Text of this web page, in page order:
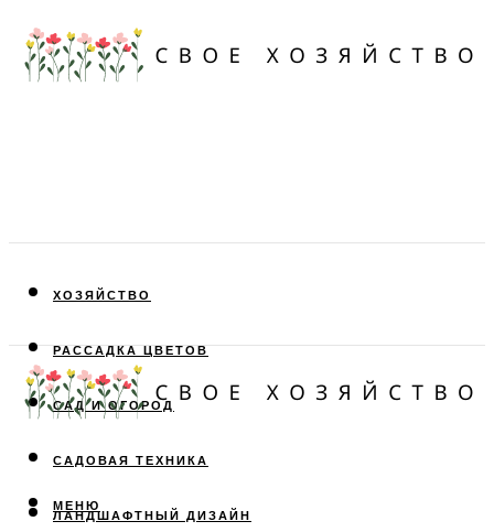
ХОЗЯЙСТВО
РАССАДКА ЦВЕТОВ
САД И ОГОРОД
САДОВАЯ ТЕХНИКА
ЛАНДШАФТНЫЙ ДИЗАЙН
МЕНЮ